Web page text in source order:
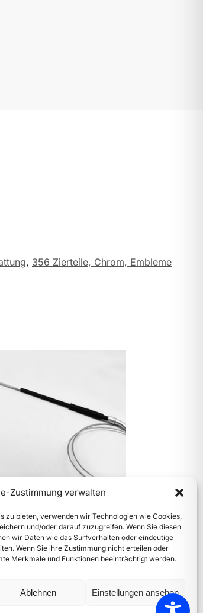
Zustimmung verwalten
zu bieten, verwenden wir Technologien wie Cookies,
und/oder darauf zuzugreifen. Wenn Sie diesen
wir Daten wie das Surfverhalten oder eindeutige
Wenn Sie ihre Zustimmung nicht erteilen oder
Merkmale und Funktionen beeinträchtigt werden.
Ablehnen Einstellungen ansehen
, 356 Zierteile, Chrom, Embleme
hinten für 356A
(2Stk. erforderlich)
inkl. Mwst
20% Mwst
Sofort lieferbar